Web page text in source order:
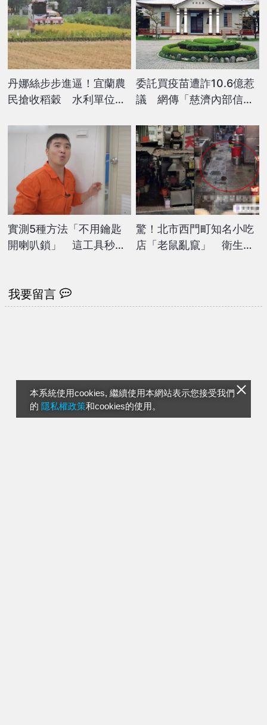
本系統使用cookies, 繼續使用本網站表示您接受我們
的 隱私權政策和cookies的使用。
丹娜絲步步進逼！宜蘭農
民搶收稻穀 水利單位疏
委託買疫苗遭詐10.6億惹
議 網傳「慈濟內部信全
實測5種方法「不用鑰匙
開喇叭鎖」 這工具秒開
驚！北市西門町知名小吃
店「老鼠亂竄」 衛生局
我要留言